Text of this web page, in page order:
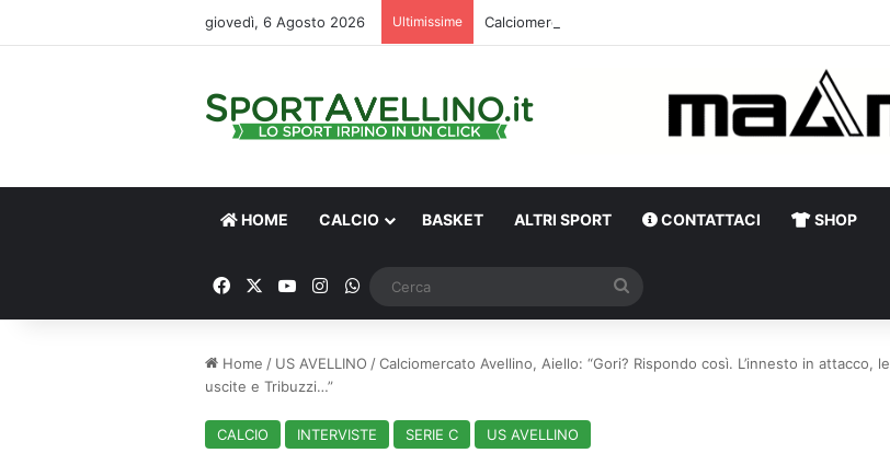
giovedì, 6 Agosto 2026 Ultimissime
HOME CALCIO BASKET ALTRI SPORT CONTATTACI SHOP
FacebookYou TubeInstagram
WhatsApp
Home / US AVELLINO /Calciomercato Avellino, Aiello: “Gori? Rispondo così. L’innesto in attacco, le
uscite e Tribuzzi…”
CALCIO INTERVISTE SERIE C US AVELLINO